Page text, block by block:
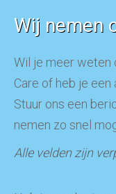
Wij nemen
Wil je meer weten
Care of heb je een
Stuur ons een
nemen zo snel
Alle velden zijn